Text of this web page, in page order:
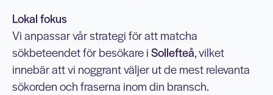
Lokal fokus
Vi anpassar vår strategi för att matcha
sökbeteendet för besökare iSollefteå, vilket
innebär att vi noggrant väljer ut de mest relevanta
sökorden och fraserna inom din bransch.